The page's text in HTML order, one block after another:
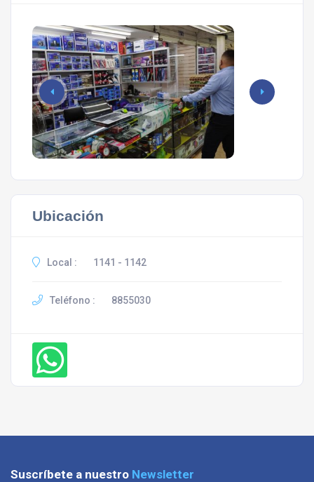
Ubicación
Local : 1141 - 1142
Teléfono : 8855030
Suscríbete a nuestro Newsletter